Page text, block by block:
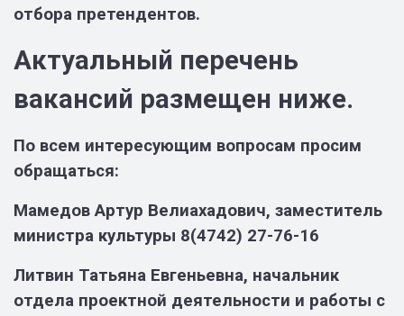
отбора претендентов.
Актуальный перечень
вакансий размещен ниже.
По всем интересующим вопросам просим
обращаться:
Мамедов Артур Велиахадович, заместитель
министра культуры 8(4742) 27-76-16
Литвин Татьяна Евгеньевна, начальник
отдела проектной деятельности и работы с